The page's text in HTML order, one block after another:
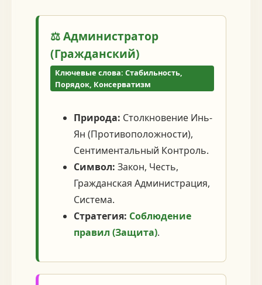
⚖️ Администратор
(Гражданский)
Ключевые слова: Стабильность,
Порядок, Консерватизм
Природа: Столкновение Инь-
Ян (Противоположности),
Сентиментальный Контроль.
Символ: Закон, Честь,
Гражданская Администрация,
Система.
Стратегия: Соблюдение
правил (Защита).